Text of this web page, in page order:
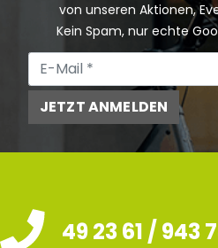
von unseren Aktionen,
Kein Spam, nur echte
JETZT ANMELDEN
49 23 61 / 943